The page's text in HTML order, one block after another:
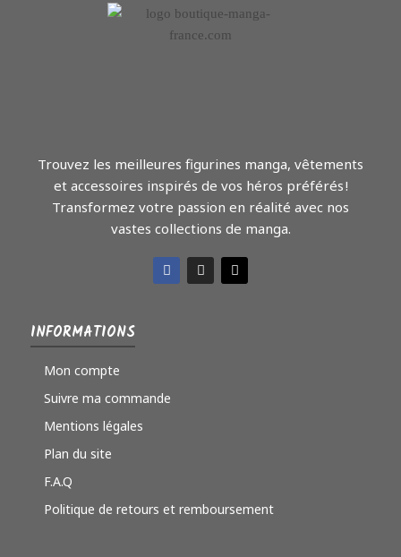
Trouvez les meilleures figurines manga, vêtements
et accessoires inspirés de vos héros préférés !
Transformez votre passion en réalité avec nos
vastes collections de manga.
INFORMATIONS
Mon compte
Suivre ma commande
Mentions légales
Plan du site
F.A.Q
Politique de retours et remboursement